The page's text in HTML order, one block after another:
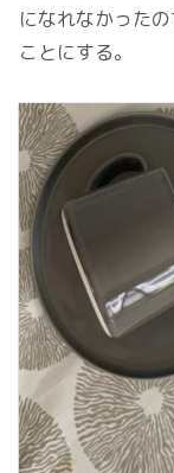
になれなかった
ことにする。